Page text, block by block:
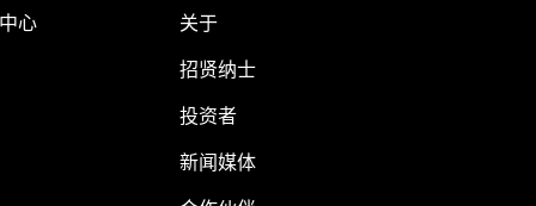
心
关于
招贤纳士
投资者
新闻媒体